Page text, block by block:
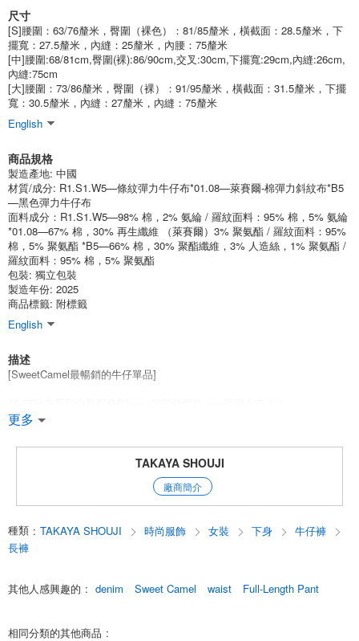
(CA6744-0-M-B5)
批發價:僅限會員查看 1個/組 有庫存
顏色：B5 = 深黑色（二手） 尺碼：L
(CA6744-0-L-B5) JAN:4930403151398
批發價:僅限會員查看
尺寸
[S]腰圍：63/76釐米，臀圍（裸色）：81/85釐米，橫截面：28.5釐米，下
擺寬：27.5釐米，內縫：25釐米，內腰：75釐米
[中]腰圍:68/81cm,臀圍(裸):86/90cm,交叉:30cm,下擺寬:29cm,內縫:26cm,
內縫:75cm
[大]腰圍：73/86釐米，臀圍（裸）：91/95釐米，橫截面：31.5釐米，下擺
寬：30.5釐米，內縫：27釐米，內縫：75釐米
English
商品規格
製造產地: 中國
材質/成分: R1.S1.W5—條紋彈力牛仔布*01.08—萊賽爾-棉彈力斜紋布*B5
—黑色彈力牛仔布
面料成分：R1.S1.W5—98% 棉，2% 氨綸 / 羅紋面料：95% 棉，5% 氨綸
*01.08—67% 棉，30% 再生纖維 （萊賽爾）3% 聚氨酯 / 羅紋面料：95%
棉，5% 聚氨酯 *B5—66% 棉，30% 聚酯纖維，3% 人造絲，1% 聚氨酯 /
羅紋面料：95% 棉，5% 聚氨酯
包裝: 獨立包裝
製造年份: 2025
商品標籤: 附標籤
English
描述
[SweetCamel最暢銷的牛仔單品]
緯結構與密度均經過精密計算，呈現出100%純棉般的質感與觸感。 寬松的
廓形在臀部線條流暢，褲腳處恰到好處地向外展開。羅紋腰頭既增添了時
尚感，又確保了舒適的穿著體驗。R1.S1工藝處理讓您盡享牛仔布獨特的質
感。腰頭處的金屬環更是吸睛的細節設計。
English
更多
TAKAYA SHOUJI
廠商簡介
種類 : TAKAYA SHOUJI 時尚服飾 女裝 下身
牛仔褲
長褲
其他人感興趣的 : denim Sweet Camel waist Full-Length Pant
相同分類的其他商品 :